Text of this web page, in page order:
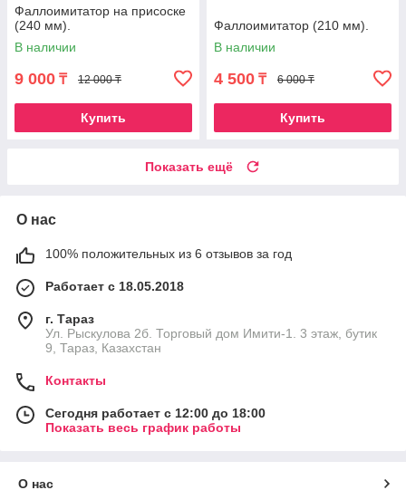
Фаллоимитатор на присоске
(240 мм).
В наличии
9 000 ₸ 12 000 ₸
Купить
Фаллоимитатор (210 мм).
В наличии
4 500 ₸ 6 000 ₸
Купить
Показать ещё
О нас
100% положительных из 6 отзывов за год
Работает с 18.05.2018
г. Тараз
Ул. Рыскулова 2б. Торговый дом Имити-1. 3 этаж, бутик
9, Тараз, Казахстан
Контакты
Сегодня работает с 12:00 до 18:00
Показать весь график работы
О нас